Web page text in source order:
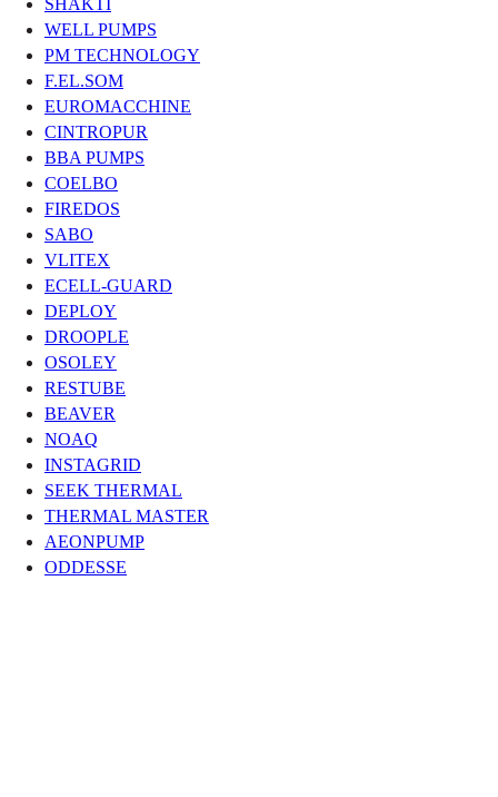
WELL PUMPS
PM TECHNOLOGY
F.EL.SOM
EUROMACCHINE
CINTROPUR
BBA PUMPS
COELBO
FIREDOS
SABO
VLITEX
ECELL-GUARD
DEPLOY
DROOPLE
OSOLEY
RESTUBE
BEAVER
NOAQ
INSTAGRID
SEEK THERMAL
THERMAL MASTER
AEONPUMP
ODDESSE